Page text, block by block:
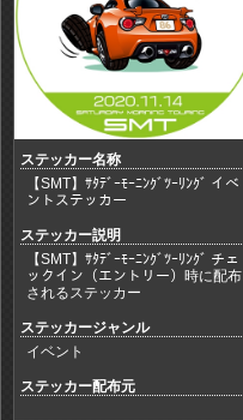
ステッカー名称
【SMT】ｻﾀﾃﾞｰﾓｰﾆﾝｸﾞﾂｰﾘﾝｸﾞ イベ
ントステッカー
ステッカー説明
【SMT】ｻﾀﾃﾞｰﾓｰﾆﾝｸﾞﾂｰﾘﾝｸﾞ チェ
ックイン（エントリー）時に配布
されるステッカー
ステッカージャンル
イベント
ステッカー配布元